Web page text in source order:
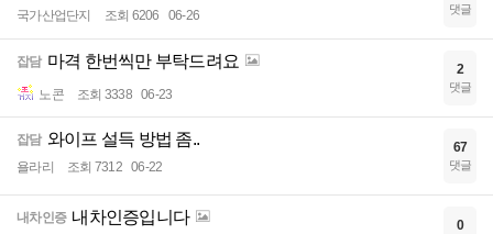
국가산업단지 조회 6206 06-26 댓글
잡담 마격 한번씩만 부탁드려요
노콘 조회 3338 06-23
2
댓글
잡담 와이프 설득 방법 좀..
욜라리 조회 7312 06-22
67
댓글
내차인증 내차인증입니다 0